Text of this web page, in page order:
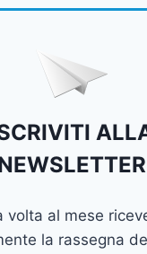
volta al mese
la rassegna